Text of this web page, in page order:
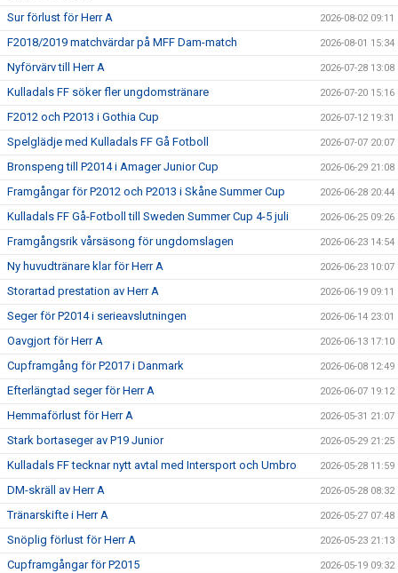
Sur förlust för Herr A 2026-08-02 09:11
F2018/2019 matchvärdar på MFF Dam-match 2026-08-01 15:34
Nyförvärv till Herr A 2026-07-28 13:08
Kulladals FF söker fler ungdomstränare 2026-07-20 15:16
F2012 och P2013 i Gothia Cup 2026-07-12 19:31
Spelglädje med Kulladals FF Gå Fotboll 2026-07-07 20:07
Bronspeng till P2014 i Amager Junior Cup 2026-06-29 21:08
Framgångar för P2012 och P2013 i Skåne Summer Cup 2026-06-28 20:44
Kulladals FF Gå-Fotboll till Sweden Summer Cup 4-5 juli 2026-06-25 09:26
Framgångsrik vårsäsong för ungdomslagen 2026-06-23 14:54
Ny huvudtränare klar för Herr A 2026-06-23 10:07
Storartad prestation av Herr A 2026-06-19 09:11
Seger för P2014 i serieavslutningen 2026-06-14 23:01
Oavgjort för Herr A 2026-06-13 17:10
Cupframgång för P2017 i Danmark 2026-06-08 12:49
Efterlängtad seger för Herr A 2026-06-07 19:12
Hemmaförlust för Herr A 2026-05-31 21:07
Stark bortaseger av P19 Junior 2026-05-29 21:25
Kulladals FF tecknar nytt avtal med Intersport och Umbro 2026-05-28 11:59
DM-skräll av Herr A 2026-05-28 08:32
Tränarskifte i Herr A 2026-05-27 07:48
Snöplig förlust för Herr A 2026-05-23 21:13
Cupframgångar för P2015 2026-05-19 09:32